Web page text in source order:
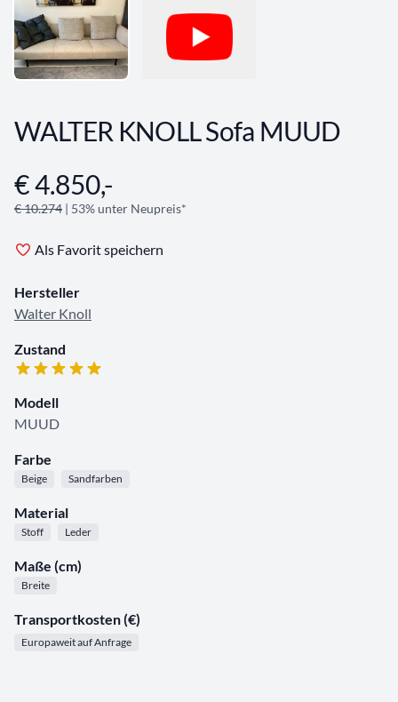
WALTER KNOLL Sofa MUUD
Angebotsinformationen
€ 4.850,-
€ 10.274 | 53% unter Neupreis*
Als Favorit speichern
Hersteller
Walter Knoll
Zustand
Modell
MUUD
Farbe
Beige Sandfarben
Material
Stoff Leder
Maße (cm)
Breite
Transportkosten (€)
Europaweit auf Anfrage